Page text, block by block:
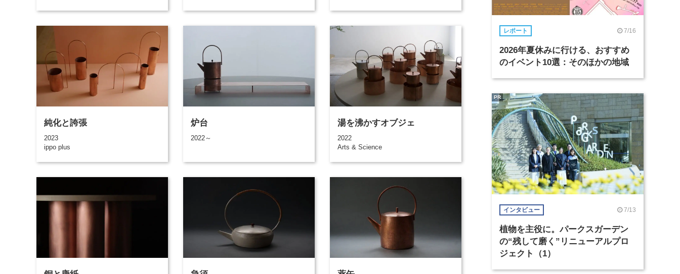
純化と誇張
2023
ippo plus
炉台
2022～
湯を沸かすオブジェ
2022
Arts & Science
レポート 7/16
2026年夏休みに行ける、おすすめ
のイベント10選：そのほかの地域
インタビュー 7/13
植物を主役に。パークスガーデン
の“残して磨く”リニューアルプロ
ジェクト（1）
PR